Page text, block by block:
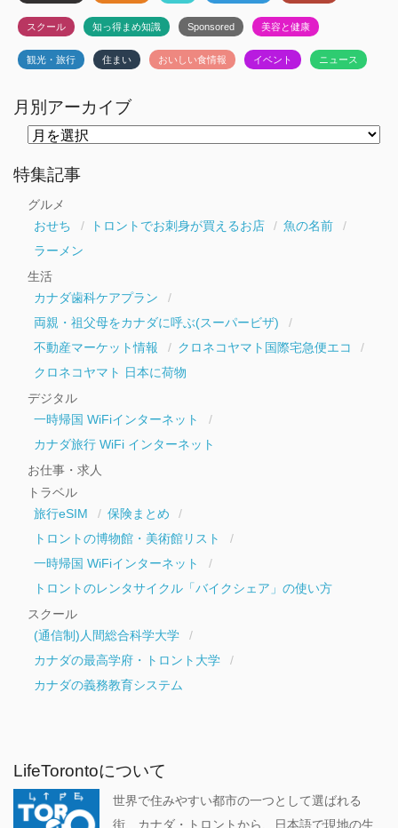
スクール 知っ得まめ知識 Sponsored 美容と健康
観光・旅行 住まい おいしい食情報 イベント ニュース
月別アーカイブ
ー
カ
特集記事
グルメ
おせち
トロントでお刺身が買えるお店
魚の名前
ラーメン
生活
カナダ歯科ケアプラン
両親・祖父母をカナダに呼ぶ(スーパービザ)
不動産マーケット情報
クロネコヤマト国際宅急便エコ
クロネコヤマト 日本に荷物
デジタル
一時帰国 WiFiインターネット
カナダ旅行 WiFi インターネット
お仕事・求人
トラベル
旅行eSIM
保険まとめ
トロントの博物館・美術館リスト
一時帰国 WiFiインターネット
トロントのレンタサイクル「バイクシェア」の使い方
スクール
(通信制)人間総合科学大学
カナダの最高学府・トロント大学
カナダの義務教育システム
LifeTorontoについて
世界で住みやすい都市の一つとして選ばれる
街、カナダ・トロントから、日本語で現地の生